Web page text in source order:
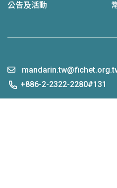
公告及活動
+886-2-2322-2280#131